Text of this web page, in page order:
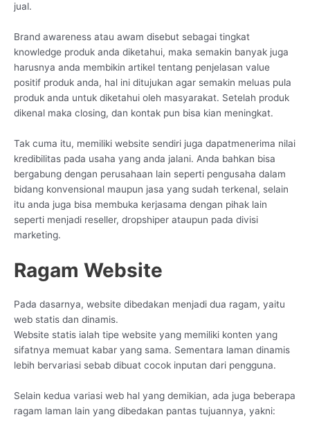
jual.
Brand awareness atau awam disebut sebagai tingkat
knowledge produk anda diketahui, maka semakin banyak juga
harusnya anda membikin artikel tentang penjelasan value
positif produk anda, hal ini ditujukan agar semakin meluas pula
produk anda untuk diketahui oleh masyarakat. Setelah produk
dikenal maka closing, dan kontak pun bisa kian meningkat.
Tak cuma itu, memiliki website sendiri juga dapatmenerima nilai
kredibilitas pada usaha yang anda jalani. Anda bahkan bisa
bergabung dengan perusahaan lain seperti pengusaha dalam
bidang konvensional maupun jasa yang sudah terkenal, selain
itu anda juga bisa membuka kerjasama dengan pihak lain
seperti menjadi reseller, dropshiper ataupun pada divisi
marketing.
Ragam Website
Pada dasarnya, website dibedakan menjadi dua ragam, yaitu
web statis dan dinamis.
Website statis ialah tipe website yang memiliki konten yang
sifatnya memuat kabar yang sama. Sementara laman dinamis
lebih bervariasi sebab dibuat cocok inputan dari pengguna.
Selain kedua variasi web hal yang demikian, ada juga beberapa
ragam laman lain yang dibedakan pantas tujuannya, yakni: